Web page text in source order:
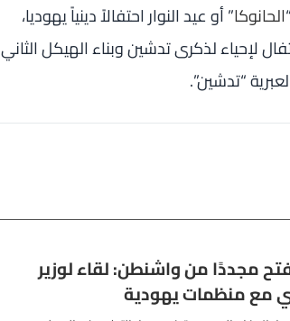
الحانوكا” أو عيد النوار احتفالاً دينياً يهوديا،
لإحياء لذكرى تدشين وبناء الهيكل الثاني
“تدشين”.
مجددًا من واشنطن: لقاء لوزير
مع منظمات يهودية